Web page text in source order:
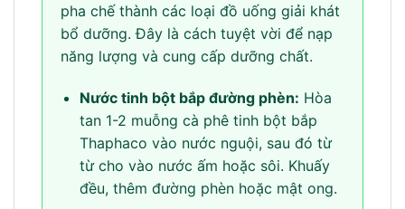
pha chế thành các loại đồ uống giải khát
bổ dưỡng. Đây là cách tuyệt vời để nạp
năng lượng và cung cấp dưỡng chất.
Nước tinh bột bắp đường phèn: Hòa
tan 1-2 muỗng cà phê tinh bột bắp
Thaphaco vào nước nguội, sau đó từ
từ cho vào nước ấm hoặc sôi. Khuấy
đều, thêm đường phèn hoặc mật ong.